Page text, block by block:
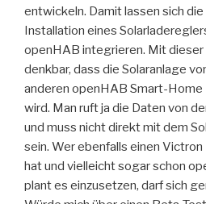
entwickeln. Damit lassen sich
Installation eines
openHAB integrieren. Mit dieser
denkbar, dass die Solaranlage
anderen openHAB Smart-
wird. Man ruft ja die Daten von
und muss nicht direkt mit dem
sein. Wer ebenfalls einen
hat und vielleicht sogar schon
plant es einzusetzen, darf sich